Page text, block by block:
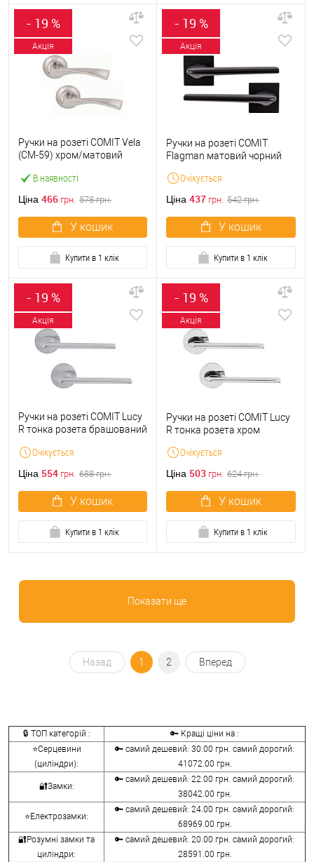
- 19 %
Акція
В наявності
Ручки на розеті COMIT Vela
(CM-59) хром/матовий
Ціна 466 грн. 578грн.
У кошик
Купити в 1 клік
- 19 %
Акція
Очікується
Ручки на розеті COMIT
Flagman матовий чорний
Ціна 437 грн. 542грн.
У кошик
Купити в 1 клік
- 19 %
Акція
Очікується
Ручки на розеті COMIT Lucy
R тонка розета брашований
Ціна 554 грн. 688грн.
У кошик
Купити в 1 клік
- 19 %
Акція
Очікується
Ручки на розеті COMIT Lucy
R тонка розета хром
Ціна 503 грн. 624грн.
У кошик
Купити в 1 клік
Показати ще
Назад 1 2 Вперед
🔒 ТОП категорій :
🔑 Кращі ціни на :
⭐Серцевини
(циліндри):
🔑 самий дешевий: 30.00 грн. самий дорогий:
41072.00 грн.
🔐Замки:
🔑 самий дешевий: 22.00 грн. самий дорогий:
38042.00 грн.
⭐Електрозамки:
🔑 самий дешевий: 24.00 грн. самий дорогий:
68969.00 грн.
🔐Розумні замки та
циліндри:
🔑 самий дешевий: 20.00 грн. самий дорогий:
28591.00 грн.